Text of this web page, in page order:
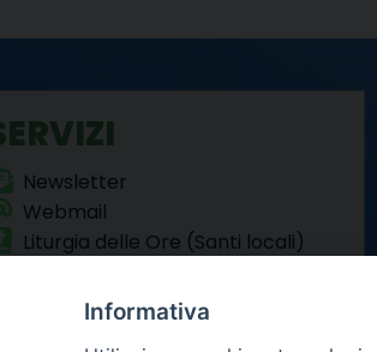
Newsletter
Webmail
Liturgia delle Ore (Santi locali)
Informativa